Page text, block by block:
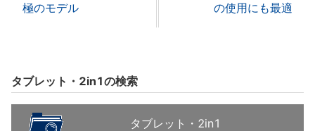
極のモデル
の使用にも最適
タブレット・2in1の検索
タブレット・2in1